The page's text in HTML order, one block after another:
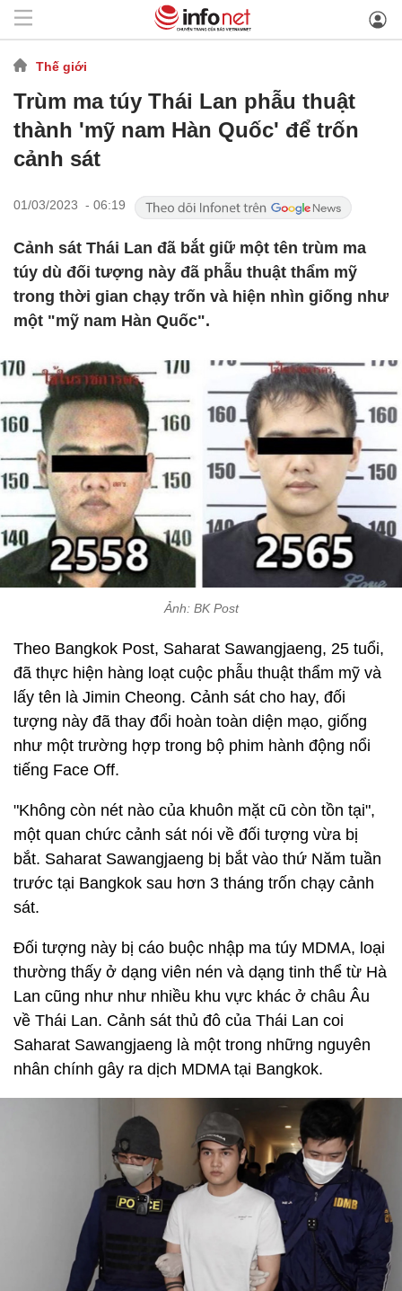
Thế giới
Trùm ma túy Thái Lan phẫu thuật
thành 'mỹ nam Hàn Quốc' để trốn
cảnh sát
01/03/2023 - 06:19
Cảnh sát Thái Lan đã bắt giữ một tên trùm ma
túy dù đối tượng này đã phẫu thuật thẩm mỹ
trong thời gian chạy trốn và hiện nhìn giống như
một "mỹ nam Hàn Quốc".
Ảnh: BK Post
Theo Bangkok Post, Saharat Sawangjaeng, 25 tuổi,
đã thực hiện hàng loạt cuộc phẫu thuật thẩm mỹ và
lấy tên là Jimin Cheong. Cảnh sát cho hay, đối
tượng này đã thay đổi hoàn toàn diện mạo, giống
như một trường hợp trong bộ phim hành động nổi
tiếng Face Off.
"Không còn nét nào của khuôn mặt cũ còn tồn tại",
một quan chức cảnh sát nói về đối tượng vừa bị
bắt. Saharat Sawangjaeng bị bắt vào thứ Năm tuần
trước tại Bangkok sau hơn 3 tháng trốn chạy cảnh
sát.
Đối tượng này bị cáo buộc nhập ma túy MDMA, loại
thường thấy ở dạng viên nén và dạng tinh thể từ Hà
Lan cũng như như nhiều khu vực khác ở châu Âu
về Thái Lan. Cảnh sát thủ đô của Thái Lan coi
Saharat Sawangjaeng là một trong những nguyên
nhân chính gây ra dịch MDMA tại Bangkok.